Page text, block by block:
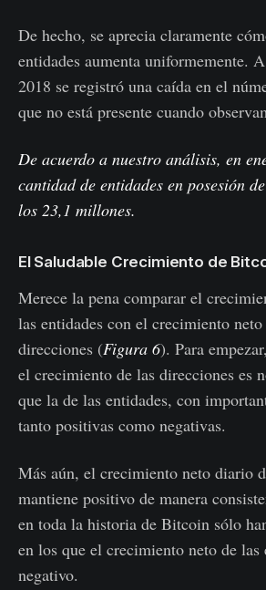
De hecho, se aprecia claramente
entidades aumenta uniformemente.
2018 se registró una caída en el
que no está presente cuando
De acuerdo a nuestro análisis, en
cantidad de entidades en posesión
los 23,1 millones.
El Saludable Crecimiento de
Merece la pena comparar el
las entidades con el crecimiento
direcciones (Figura 6). Para
el crecimiento de las direcciones es
que la de las entidades, con
tanto positivas como negativas.
Más aún, el crecimiento neto diario
mantiene positivo de manera
en toda la historia de Bitcoin sólo
en los que el crecimiento neto de las
negativo.